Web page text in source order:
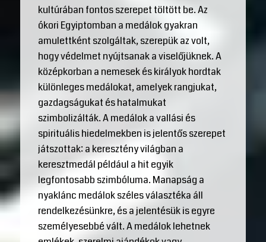
kultúrában fontos szerepet töltött be. Az
ókori Egyiptomban a medálok gyakran
amulettként szolgáltak, szerepük az volt,
hogy védelmet nyújtsanak a viselőjüknek. A
középkorban a nemesek és királyok hordtak
különleges medálokat, amelyek rangjukat,
gazdagságukat és hatalmukat
szimbolizálták. A medálok a vallási és
spirituális hiedelmekben is jelentős szerepet
játszottak: a keresztény világban a
keresztmedál például a hit egyik
legfontosabb szimbóluma. Manapság a
nyaklánc medálok széles választéka áll
rendelkezésünkre, és a jelentésük is egyre
személyesebbé vált. A medálok lehetnek